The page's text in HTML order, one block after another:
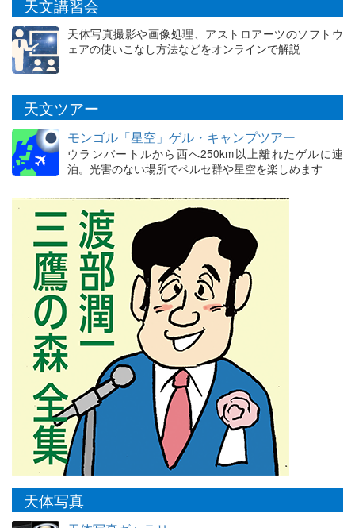
天文講習会
天体写真撮影や画像処理、アストロアーツのソフトウ
ェアの使いこなし方法などをオンラインで解説
天文ツアー
モンゴル「星空」ゲル・キャンプツアー
ウランバートルから西へ250km以上離れたゲルに連
泊。光害のない場所でペルセ群や星空を楽しめます
天体写真